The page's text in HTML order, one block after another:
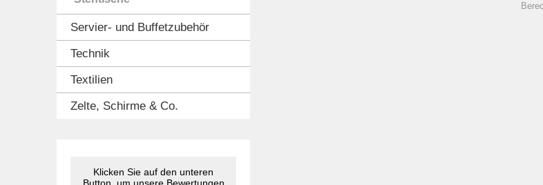
Servier- und Buffetzubehör
Technik
Textilien
Zelte, Schirme & Co.
Klicken Sie auf den unteren